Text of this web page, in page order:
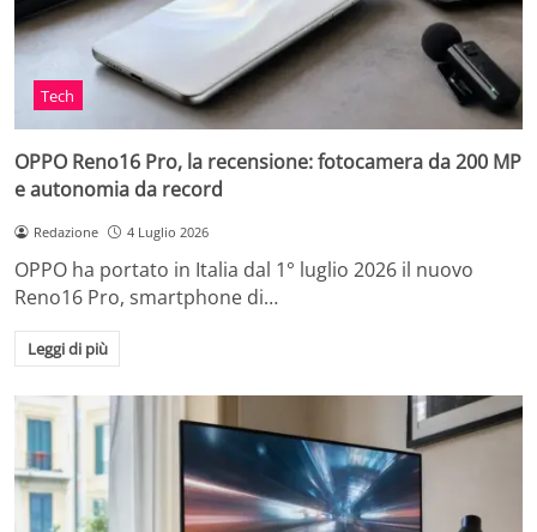
Tech
OPPO Reno16 Pro, la recensione: fotocamera da 200 MP
e autonomia da record
Redazione 4 Luglio 2026
OPPO ha portato in Italia dal 1° luglio 2026 il nuovo
Reno16 Pro, smartphone di…
Leggi di più